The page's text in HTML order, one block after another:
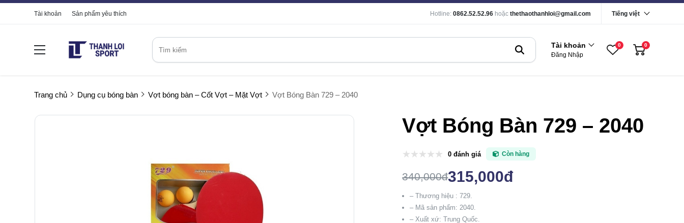
Tài khoản Sản phẩm yêu thích Hotline: 0862.52.52.96 hoặc thethaothanhloi@gmail.com Tiếng việt
Tài khoản
Đăng Nhập
0 0
Trang chủ Dụng cụ bóng bàn Vợt bóng bàn – Cốt Vợt – Mặt Vợt Vợt Bóng Bàn 729 – 2040
Vợt Bóng Bàn 729 – 2040
0 đánh giá Còn hàng
340,000đ315,000đ
– Thương hiệu : 729.
– Mã sản phẩm: 2040.
– Xuất xứ: Trung Quốc.